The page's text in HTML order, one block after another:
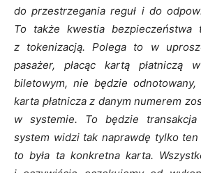
do przestrzegania reguł i do
To także kwestia bezpieczeństwa
z tokenizacją. Polega to w
pasażer, płacąc kartą płatniczą
biletowym, nie będzie
karta płatnicza z danym numerem
w systemie. To będzie transakcja
system widzi tak naprawdę tylko
to była ta konkretna karta.